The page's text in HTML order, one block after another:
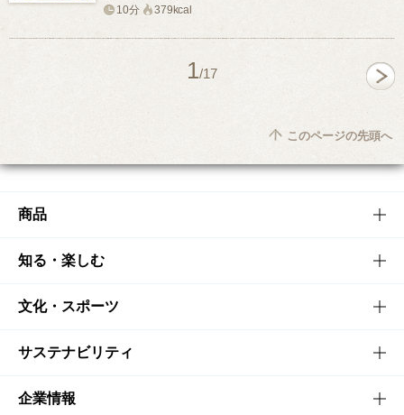
10分
379kcal
1/17
このページの先頭へ
商品
商品TOP
商品一覧
商品発売情報
栄養成分一覧
知る・楽しむ
知る・楽しむTOP
キャンペーン
工場見学
文化・スポーツ
文化・スポーツTOP
サントリーホール
サステナビリティ
サステナビリティTOP
企業情報